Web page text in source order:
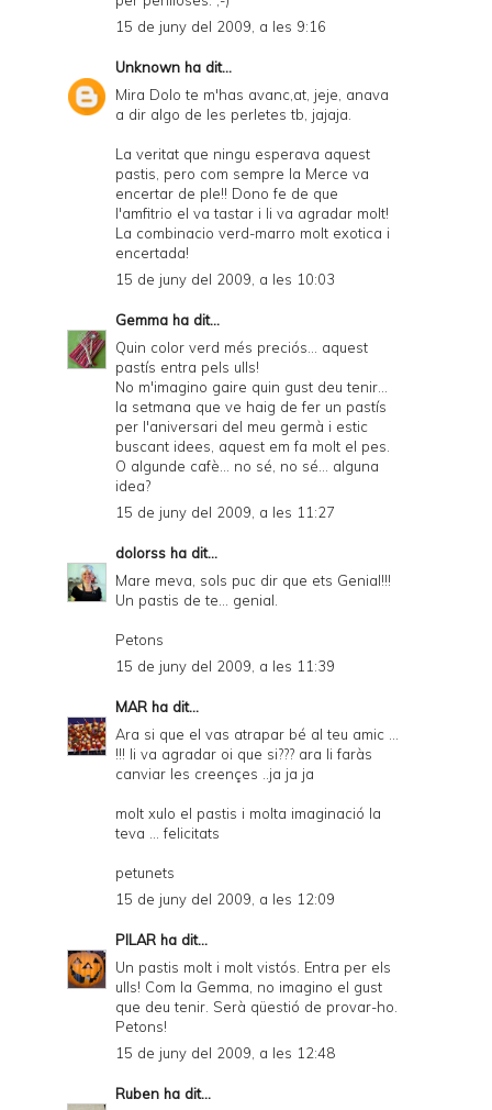
n
l
y
n
d
P
D
15 de juny del 2009, a les 9:16
Unknown ha dit...
Mira Dolo te m'has avanc,at, jeje, anava
a dir algo de les perletes tb, jajaja.
La veritat que ningu esperava aquest
pastis, pero com sempre la Merce va
encertar de ple!! Dono fe de que
l'amfitrio el va tastar i li va agradar molt!
La combinacio verd-marro molt exotica i
encertada!
15 de juny del 2009, a les 10:03
Gemma ha dit...
Quin color verd més preciós... aquest
pastís entra pels ulls!
No m'imagino gaire quin gust deu tenir...
la setmana que ve haig de fer un pastís
per l'aniversari del meu germà i estic
buscant idees, aquest em fa molt el pes.
O algunde cafè... no sé, no sé... alguna
idea?
15 de juny del 2009, a les 11:27
dolorss ha dit...
Mare meva, sols puc dir que ets Genial!!!
Un pastis de te... genial.
Petons
15 de juny del 2009, a les 11:39
MAR ha dit...
Ara si que el vas atrapar bé al teu amic ...
!!! li va agradar oi que si??? ara li faràs
canviar les creençes ..ja ja ja
molt xulo el pastis i molta imaginació la
teva ... felicitats
petunets
15 de juny del 2009, a les 12:09
PILAR ha dit...
Un pastis molt i molt vistós. Entra per els
ulls! Com la Gemma, no imagino el gust
que deu tenir. Serà qüestió de provar-ho.
Petons!
15 de juny del 2009, a les 12:48
Ruben ha dit...